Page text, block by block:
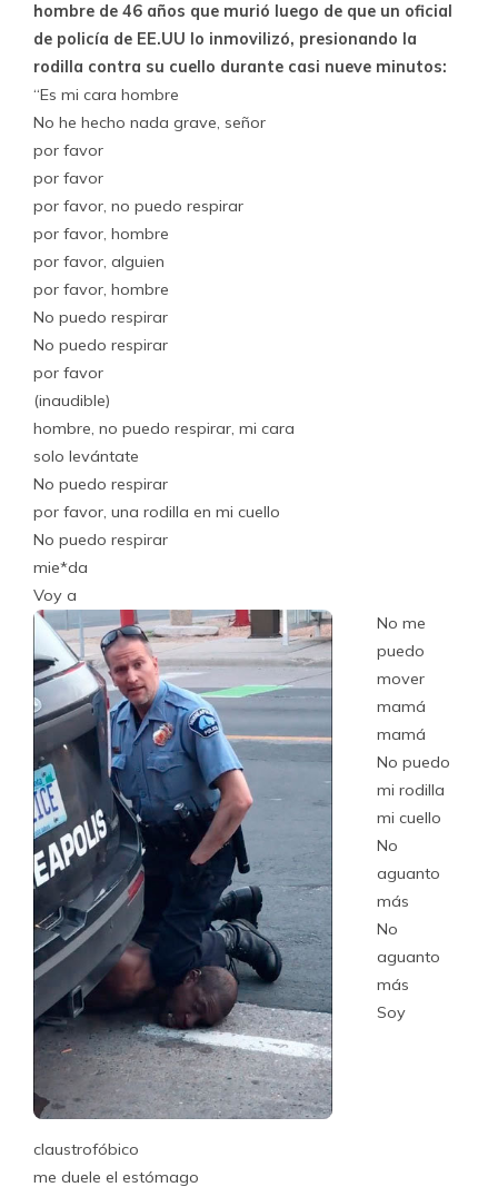
hombre de 46 años que murió luego de que un oficial
de policía de EE.UU lo inmovilizó, presionando la
rodilla contra su cuello durante casi nueve minutos:
“Es mi cara hombre
No he hecho nada grave, señor
por favor
por favor
por favor, no puedo respirar
por favor, hombre
por favor, alguien
por favor, hombre
No puedo respirar
No puedo respirar
por favor
(inaudible)
hombre, no puedo respirar, mi cara
solo levántate
No puedo respirar
por favor, una rodilla en mi cuello
No puedo respirar
mie*da
Voy a
No me
puedo
mover
mamá
mamá
No puedo
mi rodilla
mi cuello
No
aguanto
más
No
aguanto
más
Soy
claustrofóbico
me duele el estómago